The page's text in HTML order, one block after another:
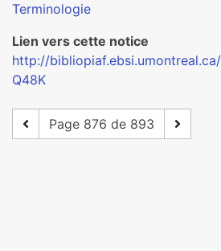
Terminologie
Lien vers cette notice
http://
Q48K
Page 876 de 893